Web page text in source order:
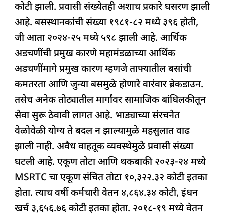
कोटी झाली. प्रवासी संख्येतही अशाच प्रकारे घसरण झाली
आहे. बसस्थानकांची संख्या १९८१-८२ मध्ये ३९६ होती,
जी आता २०२४-२५ मध्ये ५९८ झाली आहे. आर्थिक
अडचणींची प्रमुख कारणे महामंडळाच्या आर्थिक
अडचणींमागे प्रमुख कारण म्हणजे ताफ्यातील बसांची
कमतरता आणि जुन्या बसमुळे होणारे वारंवार ब्रेकडाउन.
तसेच अनेक तोट्यातील मार्गांवर सामाजिक बांधिलकीतून
सेवा सुरू ठेवावी लागत आहे. भाड्याच्या संरचनेत
वेळोवेळी योग्य ते बदल न झाल्यामुळे महसुलात वाढ
झाली नाही. अवैध वाहतूक व्यवस्थेमुळे प्रवासी संख्या
घटली आहे. एकूण तोटा आणि थकबाकी २०२३-२४ मध्ये
MSRTC चा एकूण संचित तोटा १०,३२२.३२ कोटी इतका
होता. त्याच वर्षी कर्मचारी वेतन ४,८६४.३४ कोटी, इंधन
खर्च ३,६५६.७६ कोटी इतका होता. २०१८-१९ मध्ये वेतन